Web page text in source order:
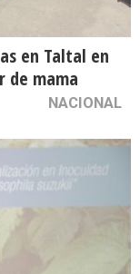
en Taltal en
de mama
NACIONAL